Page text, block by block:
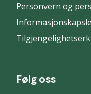
Personvern og
Følg oss